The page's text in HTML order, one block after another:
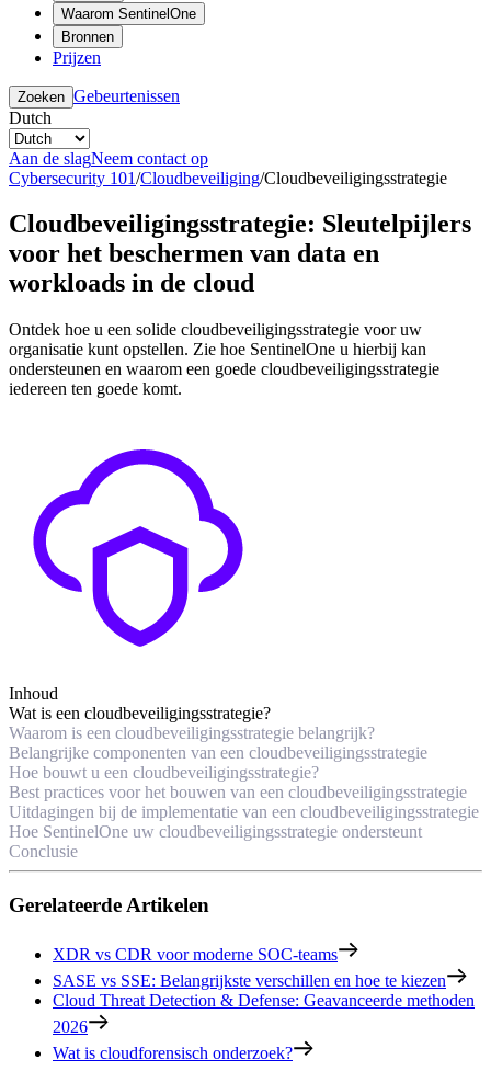
Waarom SentinelOne
Bronnen
Prijzen
Zoeken Gebeurtenissen
Dutch
Aan de slagNeem contact op
Cybersecurity 101/Cloudbeveiliging/Cloudbeveiligingsstrategie
Cloudbeveiligingsstrategie: Sleutelpijlers
voor het beschermen van data en
workloads in de cloud
Ontdek hoe u een solide cloudbeveiligingsstrategie voor uw
organisatie kunt opstellen. Zie hoe SentinelOne u hierbij kan
ondersteunen en waarom een goede cloudbeveiligingsstrategie
iedereen ten goede komt.
Inhoud
Wat is een cloudbeveiligingsstrategie?
Waarom is een cloudbeveiligingsstrategie belangrijk?
Belangrijke componenten van een cloudbeveiligingsstrategie
Hoe bouwt u een cloudbeveiligingsstrategie?
Best practices voor het bouwen van een cloudbeveiligingsstrategie
Uitdagingen bij de implementatie van een cloudbeveiligingsstrategie
Hoe SentinelOne uw cloudbeveiligingsstrategie ondersteunt
Conclusie
Gerelateerde Artikelen
XDR vs CDR voor moderne SOC-teams
SASE vs SSE: Belangrijkste verschillen en hoe te kiezen
Cloud Threat Detection & Defense: Geavanceerde methoden
2026
Wat is cloudforensisch onderzoek?